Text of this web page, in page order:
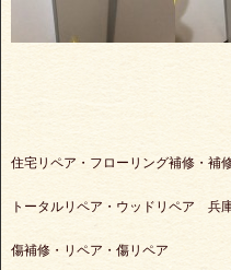
住宅リペア・フローリング補修・補
トータルリペア・ウッドリペア 兵
傷補修・リペア・傷リペア